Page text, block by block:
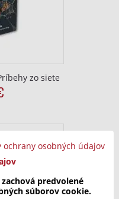
ochrany osobných údajov
predvolené
súborov cookie.
zo siete
Zľava!